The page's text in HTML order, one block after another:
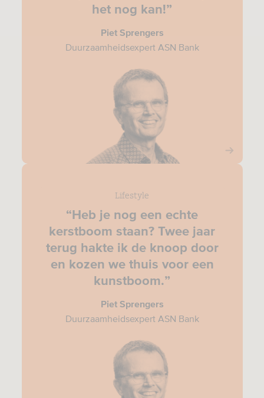
het nog kan!”
Piet Sprengers
Duurzaamheidsexpert ASN Bank
“Heb je nog een echte
kerstboom staan? Twee jaar
terug hakte ik de knoop door
en kozen we thuis voor een
kunstboom.”
Lifestyle
Piet Sprengers
Duurzaamheidsexpert ASN Bank